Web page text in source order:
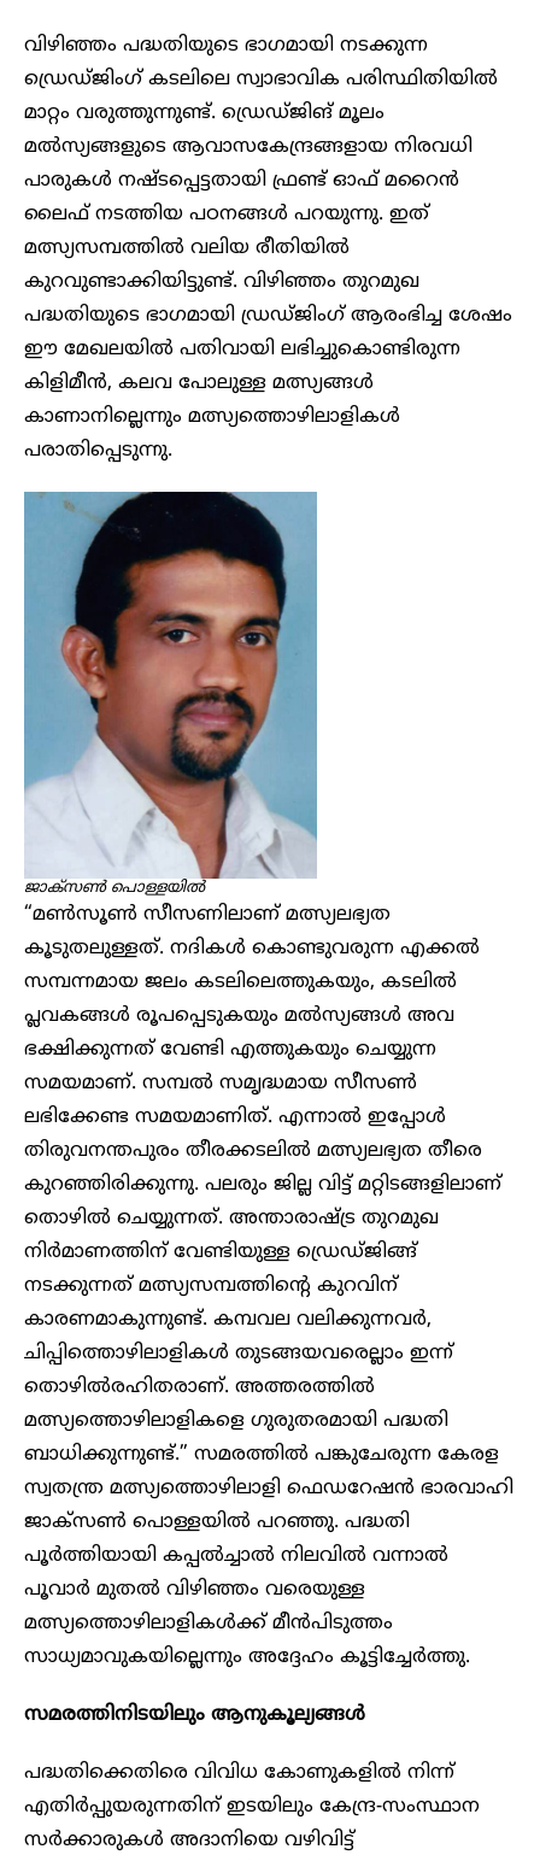
വിഴിഞ്ഞം പദ്ധതിയുടെ ഭാഗമായി നടക്കുന്ന
ഡ്രെഡ്ജിം​ഗ് കടലിലെ സ്വാഭാവിക പരിസ്ഥിതിയിൽ
മാറ്റം വരുത്തുന്നുണ്ട്. ഡ്രെഡ്ജിങ് മൂലം
മൽസ്യങ്ങളുടെ ആവാസകേന്ദ്രങ്ങളായ നിരവധി
പാരുകൾ നഷ്ടപ്പെട്ടതായി ഫ്രണ്ട് ഓഫ് മറൈൻ
ലൈഫ് നടത്തിയ പഠനങ്ങൾ പറയുന്നു. ഇത്
മത്സ്യസമ്പത്തിൽ വലിയ രീതിയിൽ
കുറവുണ്ടാക്കിയിട്ടുണ്ട്. വിഴിഞ്ഞം തുറമുഖ
പദ്ധതിയുടെ ഭാഗമായി ഡ്രഡ്ജിംഗ് ആരംഭിച്ച ശേഷം
ഈ മേഖലയിൽ പതിവായി ലഭിച്ചുകൊണ്ടിരുന്ന
കിളിമീൻ, കലവ പോലുള്ള മത്സ്യങ്ങൾ
കാണാനില്ലെന്നും മത്സ്യത്തൊഴിലാളികൾ
പരാതിപ്പെടുന്നു.
ജാക്സൺ പൊള്ളയിൽ
“മൺസൂൺ സീസണിലാണ് മത്സ്യലഭ്യത
കൂടുതലുള്ളത്. നദികൾ കൊണ്ടുവരുന്ന എക്കൽ
സമ്പന്നമായ ജലം കടലിലെത്തുകയും, കടലിൽ
പ്ലവകങ്ങൾ രൂപപ്പെടുകയും മൽസ്യങ്ങൾ അവ
ഭക്ഷിക്കുന്നത് വേണ്ടി എത്തുകയും ചെയ്യുന്ന
സമയമാണ്. സമ്പൽ സമൃദ്ധമായ സീസൺ
ലഭിക്കേണ്ട സമയമാണിത്. എന്നാൽ ഇപ്പോൾ
തിരുവനന്തപുരം തീരക്കടലിൽ മത്സ്യലഭ്യത തീരെ
കുറഞ്ഞിരിക്കുന്നു. പലരും ജില്ല വിട്ട് മറ്റിടങ്ങളിലാണ്
തൊഴിൽ ചെയ്യുന്നത്. അന്താരാഷ്ട്ര തുറമുഖ
നിർമാണത്തിന് വേണ്ടിയുള്ള ഡ്രെഡ്ജിങ്ങ്
നടക്കുന്നത് മത്സ്യസമ്പത്തിന്റെ കുറവിന്
കാരണമാകുന്നുണ്ട്. കമ്പവല വലിക്കുന്നവർ,
ചിപ്പിത്തൊഴിലാളികൾ തുടങ്ങയവരെല്ലാം ഇന്ന്
തൊഴിൽരഹിതരാണ്. അത്തരത്തിൽ
മത്സ്യത്തൊഴിലാളികളെ ഗുരുതരമായി പദ്ധതി
ബാധിക്കുന്നുണ്ട്.” സമരത്തിൽ പങ്കുചേരുന്ന കേരള
സ്വതന്ത്ര മത്സ്യത്തൊഴിലാളി ഫെഡറേഷൻ ഭാരവാഹി
ജാക്സൺ പൊള്ളയിൽ പറഞ്ഞു. പദ്ധതി
പൂർത്തിയായി കപ്പൽച്ചാൽ നിലവിൽ വന്നാൽ
പൂവാർ മുതൽ വിഴിഞ്ഞം വരെയുള്ള
മത്സ്യത്തൊഴിലാളികൾക്ക് മീൻപിടുത്തം
സാധ്യമാവുകയില്ലെന്നും അദ്ദേഹം കൂട്ടിച്ചേർത്തു.
സമരത്തിനിടയിലും ആനുകൂല്യങ്ങൾ
പദ്ധതിക്കെതിരെ വിവിധ കോണുകളിൽ നിന്ന്
എതിർപ്പുയരുന്നതിന് ഇടയിലും കേന്ദ്ര-സംസ്ഥാന
സർക്കാരുകൾ അദാനിയെ വഴിവിട്ട്